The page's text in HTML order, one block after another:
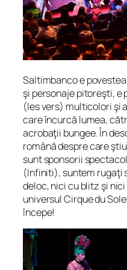
Saltimbanco e
şi personaje pitoreşti,
(les vers) multicolori şi
care încurcă lumea,
acrobaţii bungee. În
română despre care
sunt sponsorii
(Infiniti), suntem rugaţi
deloc, nici cu blitz şi
universul Cirque du
începe!